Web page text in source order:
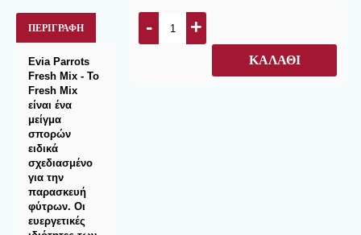
ΠΕΡΙΓΡΑΦΉ
Evia Parrots
Fresh Mix - Το
Fresh Μix
είναι ένα
μείγμα
σπορών
ειδικά
σχεδιασμένο
για την
παρασκευή
φύτρων. Οι
ευεργετικές
- +
ΚΑΛΆΘΙ